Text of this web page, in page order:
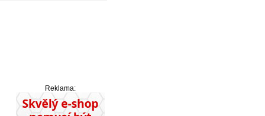
Reklama: